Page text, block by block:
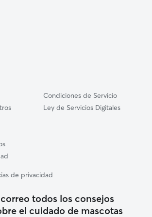
Condiciones de Servicio
Ley de Servicios Digitales
de privacidad
todos los consejos
el cuidado de mascotas